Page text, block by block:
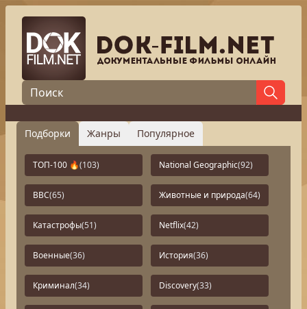
Подборки Жанры Популярное
ТОП-100 🔥(103) National Geographic(92)
BBC(65) Животные и природа(64)
Катастрофы(51) Netflix(42)
Военные(36) История(36)
Криминал(34) Discovery(33)